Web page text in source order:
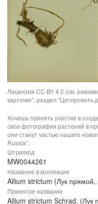
Лицензия CC-BY 4.0 (см.
карточке", раздел "Цитировать
Хочешь принять участие в
свои фотографии растений в
они станут частью нашего
Russia".
Штрихкод
MW0044261
Название в коллекции
Allium strictum (Лук прямой,
Принятое название
Allium strictum Schrad. (Лук